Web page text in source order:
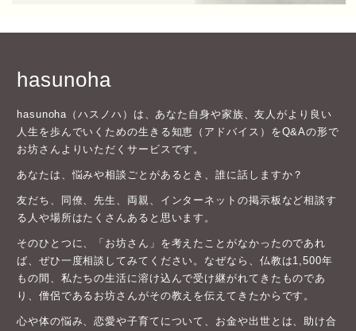
hasunoha
hasunoha（ハスノハ）は、あなた自身や家族、友人がより良い
人生を歩んでいくための生きる知恵（アドバイス）をQ&Aの形で
お坊さんよりいただくサービスです。
あなたは、悩みや相談ごとがあるとき、誰に話しますか？
友だち、同僚、先生、両親、インターネットの掲示板など相談す
る人や場所はたくさんあると思います。
そのひとつに、「お坊さん」を考えたことがなかったのであれ
ば、ぜひ一度相談してみてください。なぜなら、仏教は1,500年
もの間、私たちの生活に溶け込んで受け継がれてきたものであ
り、僧侶であるお坊さんがその教えを伝えてきたからです。
心や体の悩み、恋愛や子育てについて、お金や出世とは、助け合